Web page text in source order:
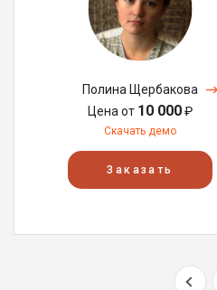
Полина Щербакова
Цена от 10 000₽
Скачать демо
Заказать